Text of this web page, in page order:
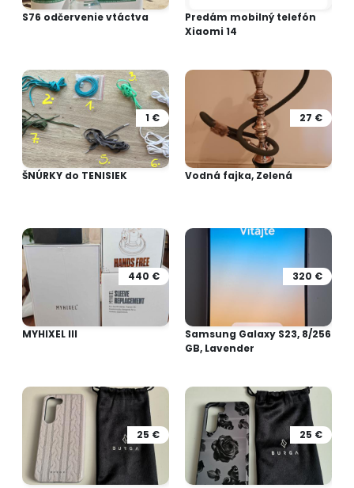
S76 odčervenie vtáctva
Predám mobilný telefón
Xiaomi 14
1 €
ŠNÚRKY do TENISIEK
27 €
Vodná fajka, Zelená
440 €
MYHIXEL III
320 €
Samsung Galaxy S23, 8/256
GB, Lavender
25 € 25 €